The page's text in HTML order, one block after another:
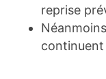
reprise
continuent